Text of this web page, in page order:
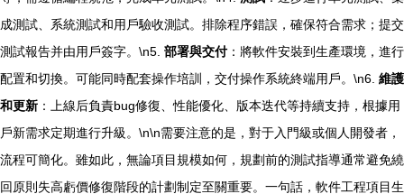
成測試、系統測試和用戶驗收測試。排除程序錯誤，確保符合需求；提交
測試報告并由用戶簽字。\n5. 部署與交付：將軟件安裝到生產環境，進行
配置和切換。可能同時配套操作培訓，交付操作系統終端用戶。\n6. 維護
和更新 ：上線后負責bug修復、性能優化、版本迭代等持續支持，根據用
戶新需求定期進行升級。\n\n需要注意的是，對于入門級或個人開發者，
流程可簡化。雖如此，無論項目規模如何，規劃前的測試指導通常避免繞
回原則失高虧價修復階段的計劃制定至關重要。一句話，軟件工程項目生